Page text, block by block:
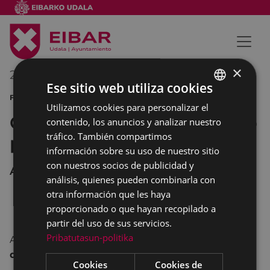
24/06/2015
FIESTAS DE SAN JUAN DEPORTE
Gran Premio San Juan de tiro
pichón
ARRATE
A las 16:00 horas, en Arrate,
de tiro pichón.
BASQUE
SPANISH
×
Ese sitio web utiliza cookies
Utilizamos cookies para personalizar el
contenido, los anuncios y analizar nuestro
tráfico. También compartimos
información sobre su uso de nuestro sitio
con nuestros socios de publicidad y
análisis, quienes pueden combinarla con
otra información que les haya
proporcionado o que hayan recopilado a
partir del uso de sus servicios.
Pribatutasun-politika
Cookies
Cookies de